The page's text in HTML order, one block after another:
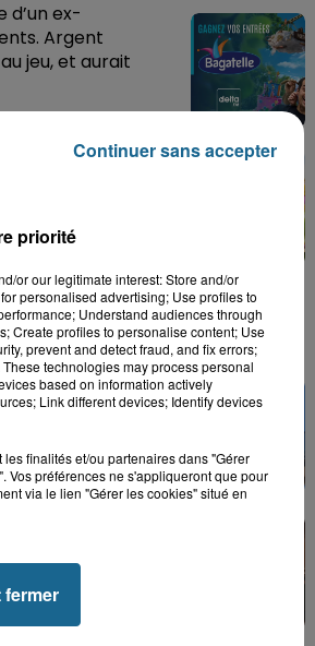
d’un ex-
Argent
jeu, et aurait
priorité
or our legitimate interest: Store and/or
personalised advertising; Use profiles to
Understand audiences through
Create profiles to personalise content; Use
prevent and detect fraud, and fix errors;
technologies may process personal
based on information actively
Link different devices; Identify devices
finalités et/ou partenaires dans "Gérer
Vos préférences ne s'appliqueront que pour
via le lien "Gérer les cookies" situé en
fermer
Continuer sans accepter